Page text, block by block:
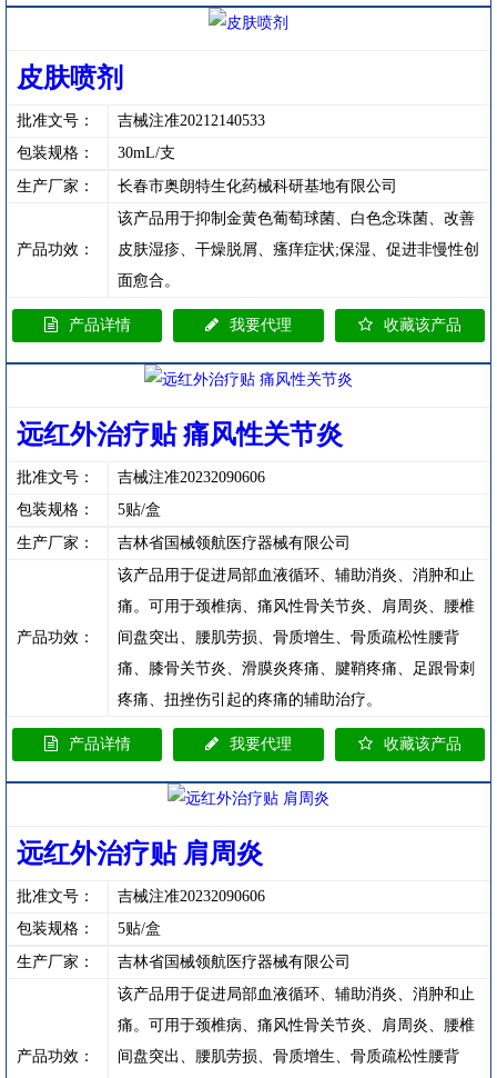
皮肤喷剂
批准文号：
吉械注准20212140533
包装规格：
30mL/支
生产厂家：
长春市奥朗特生化药械科研基地有限公司
产品功效：
该产品用于抑制金黄色葡萄球菌、白色念珠菌、改善
皮肤湿疹、干燥脱屑、瘙痒症状;保湿、促进非慢性创
面愈合。
产品详情 我要代理 收藏该产品
远红外治疗贴 痛风性关节炎
批准文号：
吉械注准20232090606
包装规格：
5贴/盒
生产厂家：
吉林省国械领航医疗器械有限公司
产品功效：
该产品用于促进局部血液循环、辅助消炎、消肿和止
痛。可用于颈椎病、痛风性骨关节炎、肩周炎、腰椎
间盘突出、腰肌劳损、骨质增生、骨质疏松性腰背
痛、膝骨关节炎、滑膜炎疼痛、腱鞘疼痛、足跟骨刺
疼痛、扭挫伤引起的疼痛的辅助治疗。
产品详情 我要代理 收藏该产品
远红外治疗贴 肩周炎
批准文号：
吉械注准20232090606
包装规格：
5贴/盒
生产厂家：
吉林省国械领航医疗器械有限公司
产品功效：
该产品用于促进局部血液循环、辅助消炎、消肿和止
痛。可用于颈椎病、痛风性骨关节炎、肩周炎、腰椎
间盘突出、腰肌劳损、骨质增生、骨质疏松性腰背